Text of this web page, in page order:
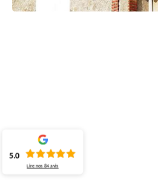
5.0
Lire nos84 avis